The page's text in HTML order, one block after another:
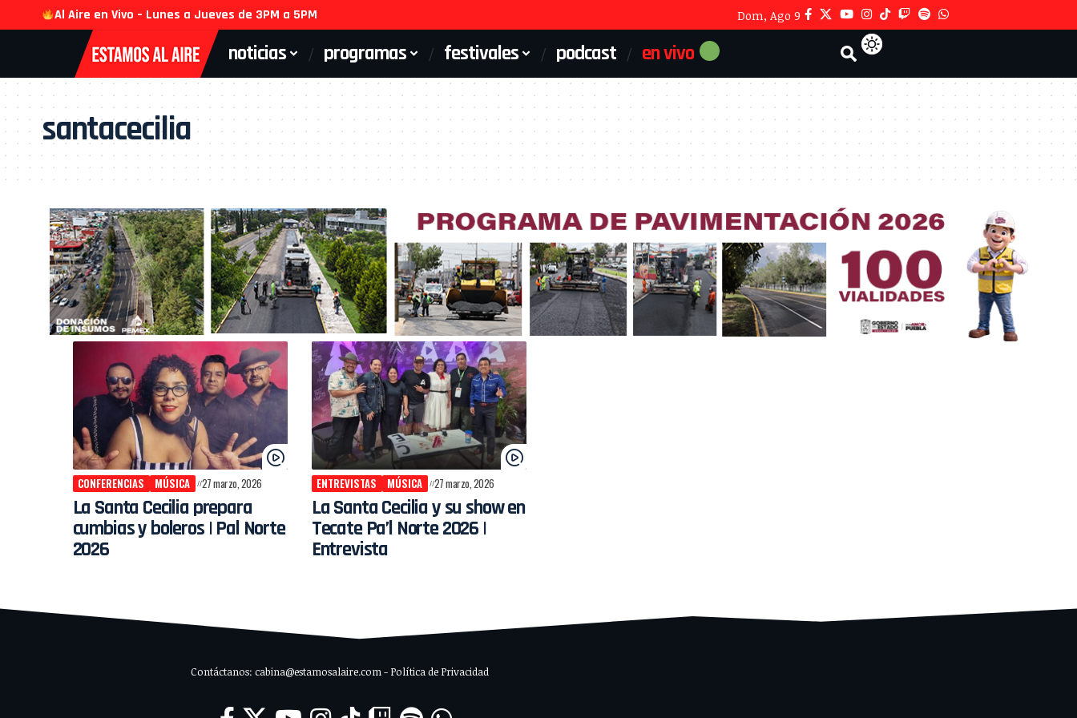
Al Aire en Vivo – Lunes a Jueves de 3PM a 5PM Dom, Ago 9
noticias programas festivales podcast en vivo
santacecilia
CONFERENCIAS MÚSICA 27 marzo, 2026
La Santa Cecilia prepara
cumbias y boleros | Pal Norte
2026
ENTREVISTAS MÚSICA 27 marzo, 2026
La Santa Cecilia y su show en
Tecate Pa’l Norte 2026 |
Entrevista
Contáctanos: cabina@estamosalaire.com - Política de Privacidad